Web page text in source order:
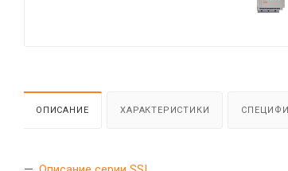
ОПИСАНИЕ ХАРАКТЕРИСТИКИ